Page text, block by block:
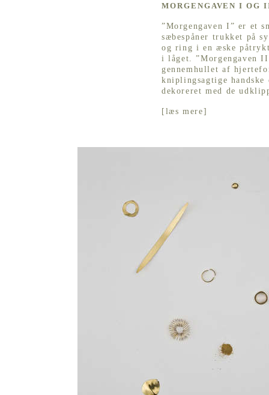
MORGENGAVEN I OG
”Morgengaven I” er et
sæbespåner trukket på
og ring i en æske
i låget. ”Morgengaven
gennemhullet af
kniplingsagtige
dekoreret med de
[ læs mere]